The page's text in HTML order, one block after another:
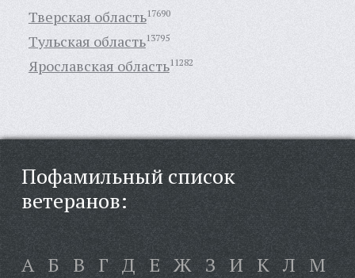
Тверская область17690
Тульская область13795
Ярославская область11282
Пофамильный список
ветеранов:
А Б В Г Д Е Ж З И К Л М